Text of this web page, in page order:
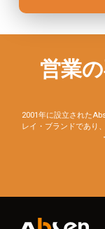
営業
2001年に設立された
レイ・ブランドであり